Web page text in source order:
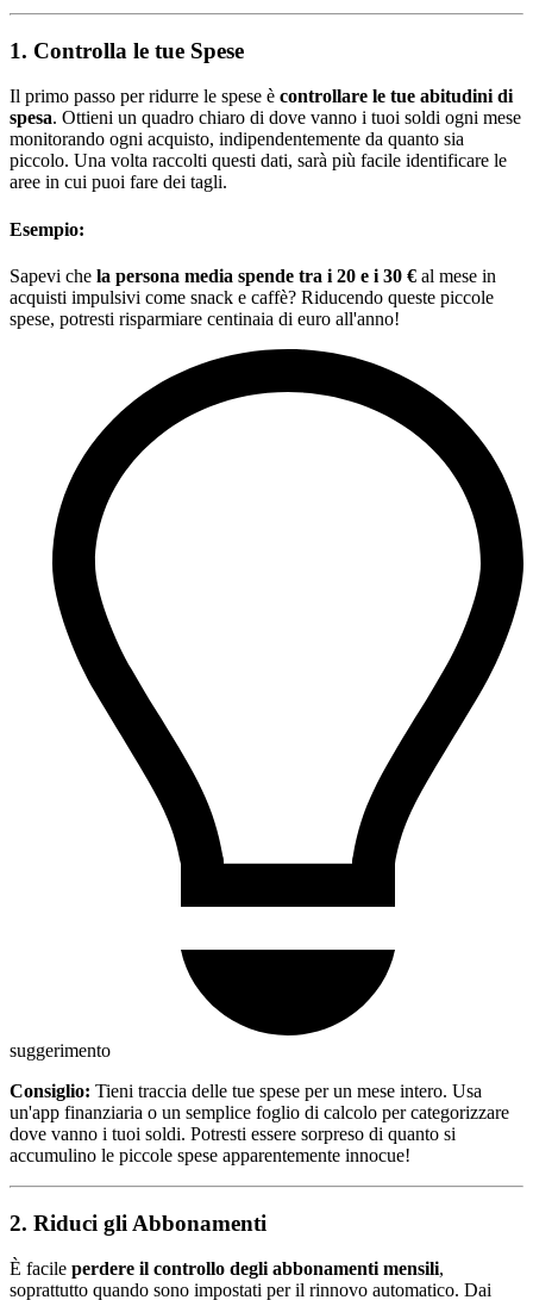
1. Controlla le tue Spese
Il primo passo per ridurre le spese è controllare le tue abitudini di
spesa. Ottieni un quadro chiaro di dove vanno i tuoi soldi ogni mese
monitorando ogni acquisto, indipendentemente da quanto sia
piccolo. Una volta raccolti questi dati, sarà più facile identificare le
aree in cui puoi fare dei tagli.
Esempio:
Sapevi che la persona media spende tra i 20 e i 30 € al mese in
acquisti impulsivi come snack e caffè? Riducendo queste piccole
spese, potresti risparmiare centinaia di euro all'anno!
suggerimento
Consiglio: Tieni traccia delle tue spese per un mese intero. Usa
un'app finanziaria o un semplice foglio di calcolo per categorizzare
dove vanno i tuoi soldi. Potresti essere sorpreso di quanto si
accumulino le piccole spese apparentemente innocue!
2. Riduci gli Abbonamenti
È facile perdere il controllo degli abbonamenti mensili,
soprattutto quando sono impostati per il rinnovo automatico. Dai